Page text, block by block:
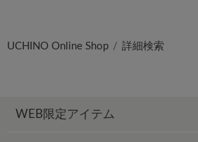
UCHINO Online Shop 詳細検索
WEB限定アイテム